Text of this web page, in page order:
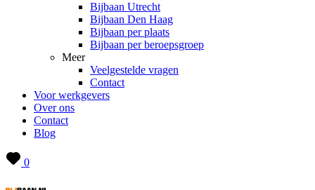
Bijbaan Utrecht
Bijbaan Den Haag
Bijbaan per plaats
Bijbaan per beroepsgroep
Meer
Veelgestelde vragen
Contact
Voor werkgevers
Over ons
Contact
Blog
0